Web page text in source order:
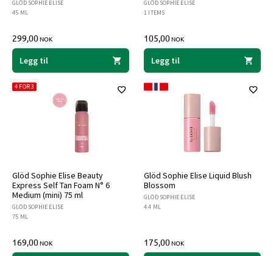
GLÖD SOPHIE ELISE
45 ML
299,00NOK
Legg til
GLÖD SOPHIE ELISE
1 ITEMS
105,00NOK
Legg til
Glöd Sophie Elise Beauty
Express Self Tan Foam N° 6
Medium (mini) 75 ml
4 FOR 3
GLÖD SOPHIE ELISE
75 ML
169,00NOK
Glöd Sophie Elise Liquid Blush
Blossom
GLÖD SOPHIE ELISE
4.4 ML
175,00NOK